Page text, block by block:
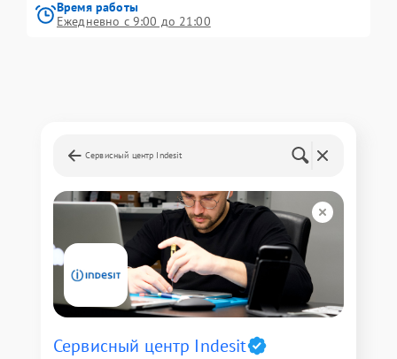
Время работы
Ежедневно с 9:00 до 21:00
Сервисный центр Indesit
Сервисный центр Indesit